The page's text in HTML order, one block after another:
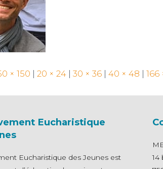
× 150 20 × 24 30 × 36 40 × 48 166
Eucharistique
Eucharistique des Jeunes est
14